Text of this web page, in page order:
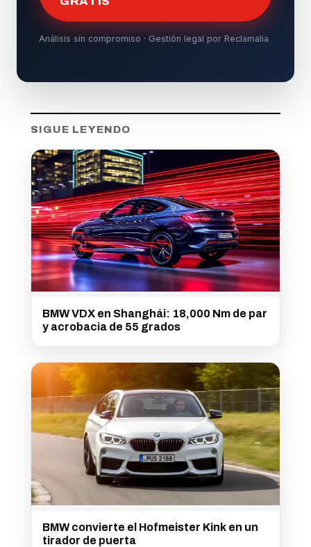
Análisis sin compromiso · Gestión legal por Reclamalia
SIGUE LEYENDO
BMW VDX en Shanghái: 18,000 Nm de par
y acrobacia de 55 grados
BMW convierte el Hofmeister Kink en un
tirador de puerta